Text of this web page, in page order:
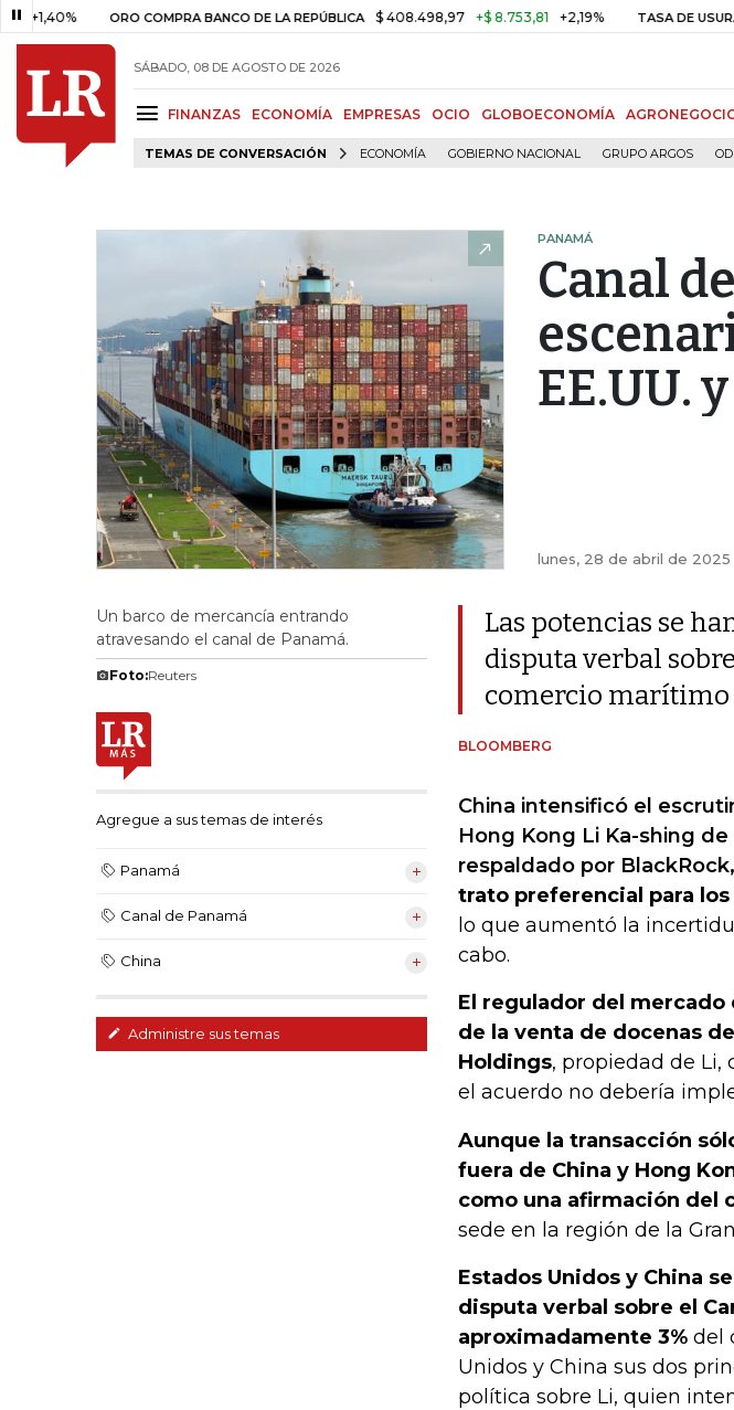
ORO COMPRA BANCO DE LA REPÚBLICA $ 408.498,97 +$ 8.753,81 +2,19% TASA DE USURA
SÁBADO, 08 DE AGOSTO DE 2026
FINANZAS ECONOMÍA EMPRESAS OCIO GLOBOECONOMÍA
TEMAS DE CONVERSACIÓN ECONOMÍA GOBIERNO NACIONAL GRUPO ARGOS
PANAMÁ
Canal
EE.UU.
lunes, 28 de abril de 2025
Un barco de mercancía entrando
atravesando el canal de Panamá.
Foto:Reuters
Agregue a sus temas de interés
Panamá
Canal de Panamá
China
Administre sus temas
Las potencias se
disputa verbal
comercio
BLOOMBERG
China intensificó el
Hong Kong Li Ka-shing
respaldado por BlackRock,
trato preferencial para
lo que aumentó la
cabo.
El regulador del
de la venta de docenas
Holdings, propiedad de Li,
el acuerdo no debería
Aunque la transacción
fuera de China y Hong
como una afirmación del
sede en la región de la
Estados Unidos y China
disputa verbal sobre el
aproximadamente 3% del
Unidos y China sus dos
política sobre Li, quien